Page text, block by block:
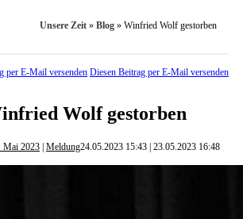
Unsere Zeit » Blog » Winfried Wolf gestorben
Diesen Beitrag per E-Mail versenden
Wolf gestorben
Mai 2023 Meldung24.05.2023 15:43 23.05.2023 16:48